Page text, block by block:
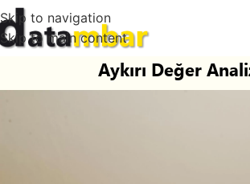
Skip to navigation
Skip to main content
Aykırı Değer